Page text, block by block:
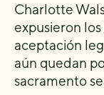
Charlotte
expusieron
aceptación
aún quedan
sacramento